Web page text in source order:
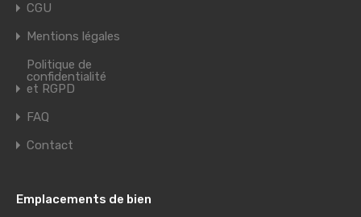
CGU
Mentions légales
Politique de
confidentialité
et RGPD
FAQ
Contact
Emplacements de bien